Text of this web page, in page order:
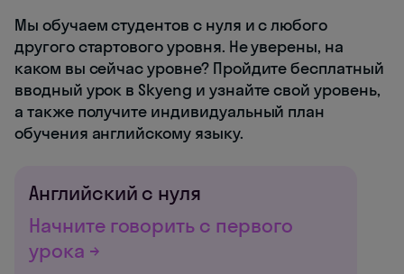
Мы обучаем студентов с нуля и с любого
другого стартового уровня. Не уверены, на
каком вы сейчас уровне? Пройдите бесплатный
вводный урок в Skyeng и узнайте свой уровень,
а также получите индивидуальный план
обучения английскому языку.
Английский с нуля
Начните говорить с первого
урока →